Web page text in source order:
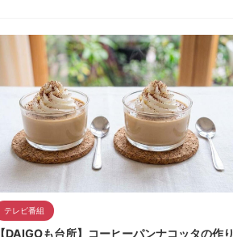
テレビ番組
【DAIGOも台所】コーヒーパンナコッタの作り